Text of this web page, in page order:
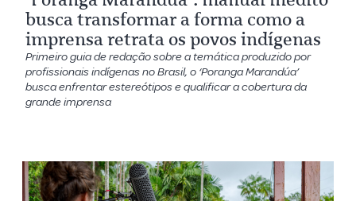
busca transformar a forma como a
imprensa retrata os povos indígenas
Primeiro guia de redação sobre a temática produzido por
profissionais indígenas no Brasil, o ‘Poranga Marandúa’
busca enfrentar estereótipos e qualificar a cobertura da
grande imprensa